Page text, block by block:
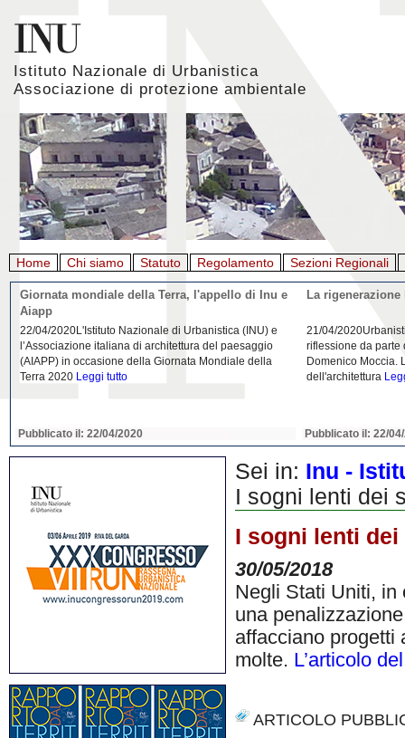
Istituto Nazionale di Urbanistica
Associazione di protezione ambientale
Home Chi siamo Statuto Regolamento Sezioni Regionali
Giornata mondiale della Terra, l'appello di Inu e
Aiapp
22/04/2020L'Istituto Nazionale di Urbanistica (INU) e
l’Associazione italiana di architettura del paesaggio
(AIAPP) in occasione della Giornata Mondiale della
Terra 2020 Leggi tutto
Pubblicato il: 22/04/2020
La
21/04/
riflessione da parte
Domenico Moccia.
dell'architettura
Pubblicato il: 22/
Sei in: Inu -
I sogni lenti dei
I sogni lenti
30/05/2018
Negli Stati Uniti, in
una
affacciano progetti
molte. L’articolo
ARTICOLO